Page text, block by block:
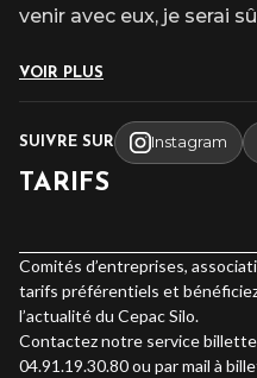
venir avec eux, je serai
VOIR PLUS
SUIVRE SUR Instagram
TARIFS
Comités d’entreprises,
tarifs préférentiels et
l’actualité du Cepac Silo.
Contactez notre service
04.91.19.30.80 ou par mail à